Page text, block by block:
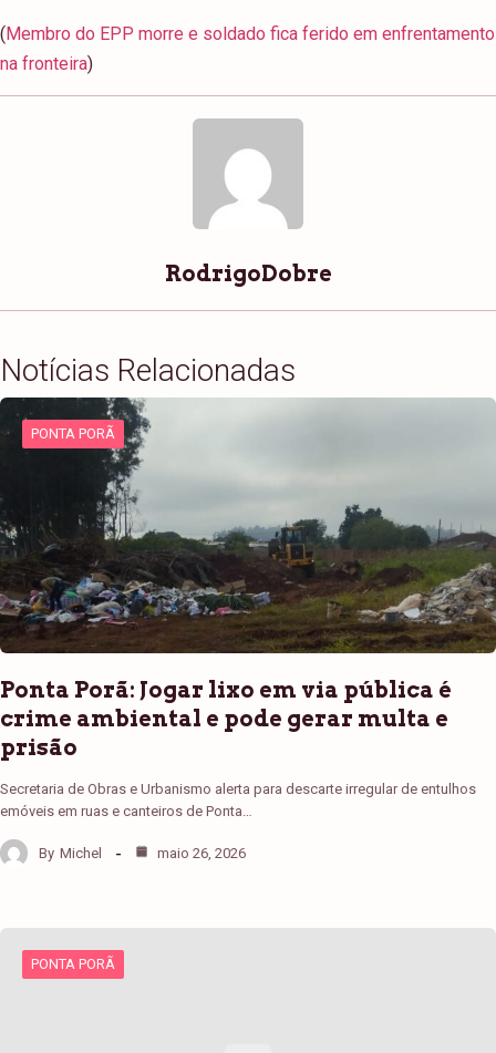
( Membro do EPP morre e soldado fica ferido em enfrentamento
na fronteira)
RodrigoDobre
Notícias Relacionadas
PONTA PORÃ
Ponta Porã: Jogar lixo em via pública é
crime ambiental e pode gerar multa e
prisão
Secretaria de Obras e Urbanismo alerta para descarte irregular de entulhos
emóveis em ruas e canteiros de Ponta…
By Michel maio 26, 2026
PONTA PORÃ